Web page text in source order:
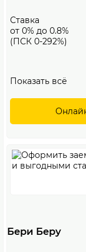
Ставка
от 0% до 0.8%
(ПСК 0-292%)
Показать всё
Бери Беру